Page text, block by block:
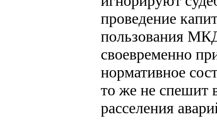
проведение
пользования
своевременно
нормативное
то же не спешит
расселения